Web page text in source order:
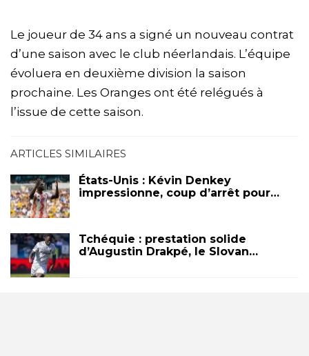
Le joueur de 34 ans a signé un nouveau contrat
d’une saison avec le club néerlandais. L’équipe
évoluera en deuxième division la saison
prochaine. Les Oranges ont été relégués à
l’issue de cette saison.
ARTICLES SIMILAIRES
États-Unis : Kévin Denkey
impressionne, coup d’arrêt pour…
Tchéquie : prestation solide
d’Augustin Drakpé, le Slovan…